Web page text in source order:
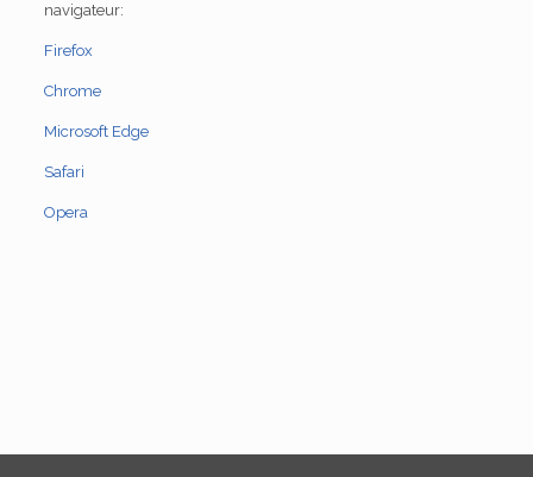
navigateur:
Firefox
Chrome
Microsoft Edge
Safari
Opera